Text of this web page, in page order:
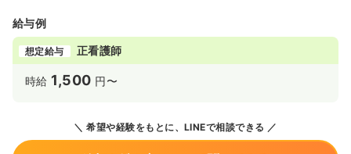
給与例
想定給与 正看護師
時給 1,500 円〜
希望や経験をもとに、LINEで相談できる